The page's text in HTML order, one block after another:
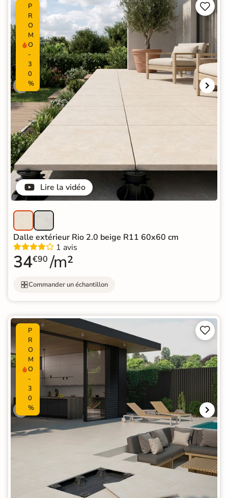
Lire la vidéo
P
R
O
M
O
-
3
0
%


Dalle extérieur Rio 2.0 beige R11 60x60 cm
1 avis
34€90 /m²
Commander un échantillon
P
R
O
M
O
-
3
0
%

